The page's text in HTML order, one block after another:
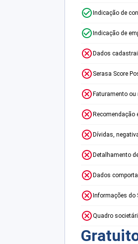
Indicação de
Indicação de
Dados
Serasa Score
Faturamento ou
Recomendação
Dívidas,
Detalhamento
Dados
Informações do
Quadro